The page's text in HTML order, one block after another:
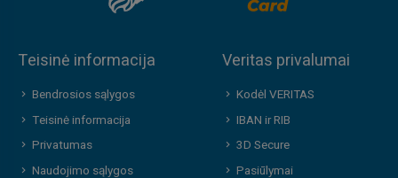
Teisinė informacija
Bendrosios sąlygos
Teisinė informacija
Privatumas
Naudojimo sąlygos
Veritas privalumai
Kodėl VERITAS
IBAN ir RIB
3D Secure
Pasiūlymai